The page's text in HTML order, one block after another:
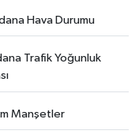
Hava Durumu
Trafik Yoğunluk
Manşetler